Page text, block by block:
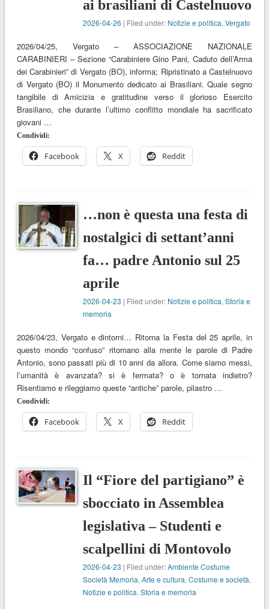
ai brasiliani di Castelnuovo
2026-04-26 | Filed under: Notizie e politica,Vergato
2026/04/25, Vergato – ASSOCIAZIONE NAZIONALE
CARABINIERI – Sezione “Carabiniere Gino Pani, Caduto dell’Arma
dei Carabinieri” di Vergato (BO), informa; Ripristinato a Castelnuovo
di Vergato (BO) il Monumento dedicato ai Brasiliani. Quale segno
tangibile di Amicizia e gratitudine verso il glorioso Esercito
Brasiliano, che durante l’ultimo conflitto mondiale ha sacrificato
giovani …
Condividi:
Facebook X Reddit
…non è questa una festa di
nostalgici di settant’anni
fa… padre Antonio sul 25
aprile
2026-04-23 | Filed under: Notizie e politica,Storia e
memoria
2026/04/23, Vergato e dintorni… Ritorna la Festa del 25 aprile, in
questo mondo “confuso” ritornano alla mente le parole di Padre
Antonio, sono passati più di 10 anni da allora. Come siamo messi,
l’umanità è avanzata? si è fermata? o è tornata indietro?
Risentiamo e rileggiamo queste “antiche” parole, pilastro …
Condividi:
Facebook X Reddit
Il “Fiore del partigiano” è
sbocciato in Assemblea
legislativa – Studenti e
scalpellini di Montovolo
2026-04-23 | Filed under:Ambiente Costume
Società Memoria,Arte e cultura,Costume e società,
Notizie e politica,Storia e memoria